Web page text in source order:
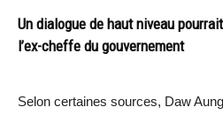
Un dialogue de haut niveau
l’ex-cheffe du gouvernement
Selon certaines sources, Daw